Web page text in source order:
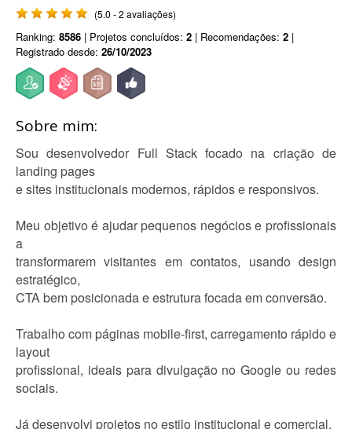
(5.0 - 2 avaliações)
Ranking: 8586 | Projetos concluídos: 2 | Recomendações: 2 |
Registrado desde: 26/10/2023
Sobre mim:
Sou desenvolvedor Full Stack focado na criação de
landing pages
e sites institucionais modernos, rápidos e responsivos.
Meu objetivo é ajudar pequenos negócios e profissionais
a
transformarem visitantes em contatos, usando design
estratégico,
CTA bem posicionada e estrutura focada em conversão.
Trabalho com páginas mobile-first, carregamento rápido e
layout
profissional, ideais para divulgação no Google ou redes
sociais.
Já desenvolvi projetos no estilo institucional e comercial,